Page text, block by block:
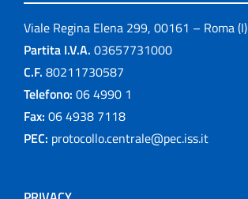
Viale Regina Elena 299, 00161 – Roma (I)
Partita I.V.A. 03657731000
C.F. 80211730587
Telefono: 06 4990 1
Fax: 06 4938 7118
PEC: protocollo.centrale@pec.iss.it